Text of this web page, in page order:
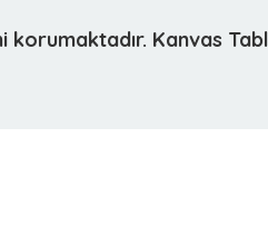
korumaktadır. Kanvas